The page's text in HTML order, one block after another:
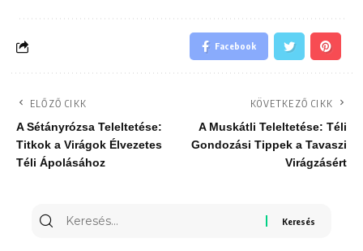
Facebook
ELŐZŐ CIKK
A Sétányrózsa Teleltetése:
Titkok a Virágok Élvezetes
Téli Ápolásához
KÖVETKEZŐ CIKK
A Muskátli Teleltetése: Téli
Gondozási Tippek a Tavaszi
Virágzásért
Keresés